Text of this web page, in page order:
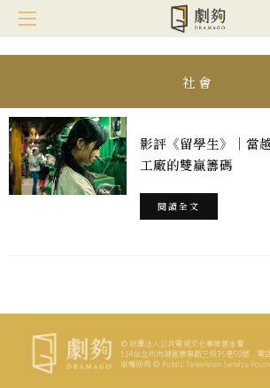
社會
影評《留學生》｜當
工廠的雙贏籌碼
閱讀全文